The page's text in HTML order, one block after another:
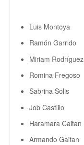
Luis Montoya
Ramón Garrido
Miriam Rodríguez
Romina Fregoso
Sabrina Solis
Job Castillo
Haramara Caitan
Armando Gaitan